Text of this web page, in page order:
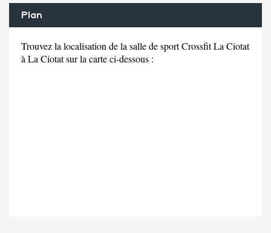
Plan
Trouvez la localisation de la salle de sport Crossfit La Ciotat
à La Ciotat sur la carte ci-dessous :